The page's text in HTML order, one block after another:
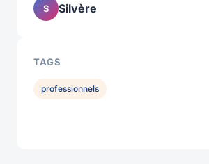
S Silvère
TAGS
professionnels